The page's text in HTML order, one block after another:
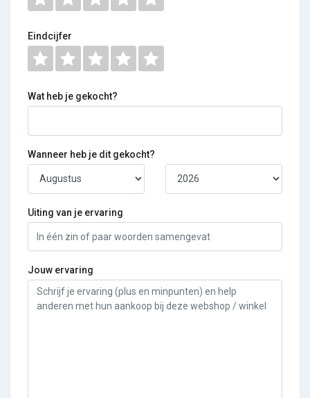
Eindcijfer
Wat heb je gekocht?
Wanneer heb je dit gekocht?
Uiting van je ervaring
Jouw ervaring